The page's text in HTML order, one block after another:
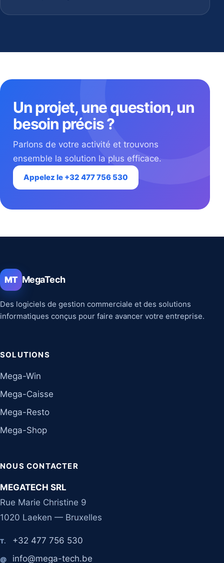
Un projet, une question, un
besoin précis ?
Parlons de votre activité et trouvons
ensemble la solution la plus efficace.
Appelez le +32 477 756 530
MT MegaTech
Des logiciels de gestion commerciale et des solutions
informatiques conçus pour faire avancer votre entreprise.
SOLUTIONS
Mega-Win
Mega-Caisse
Mega-Resto
Mega-Shop
NOUS CONTACTER
MEGATECH SRL
Rue Marie Christine 9
1020 Laeken — Bruxelles
T. +32 477 756 530
@ info@mega-tech.be